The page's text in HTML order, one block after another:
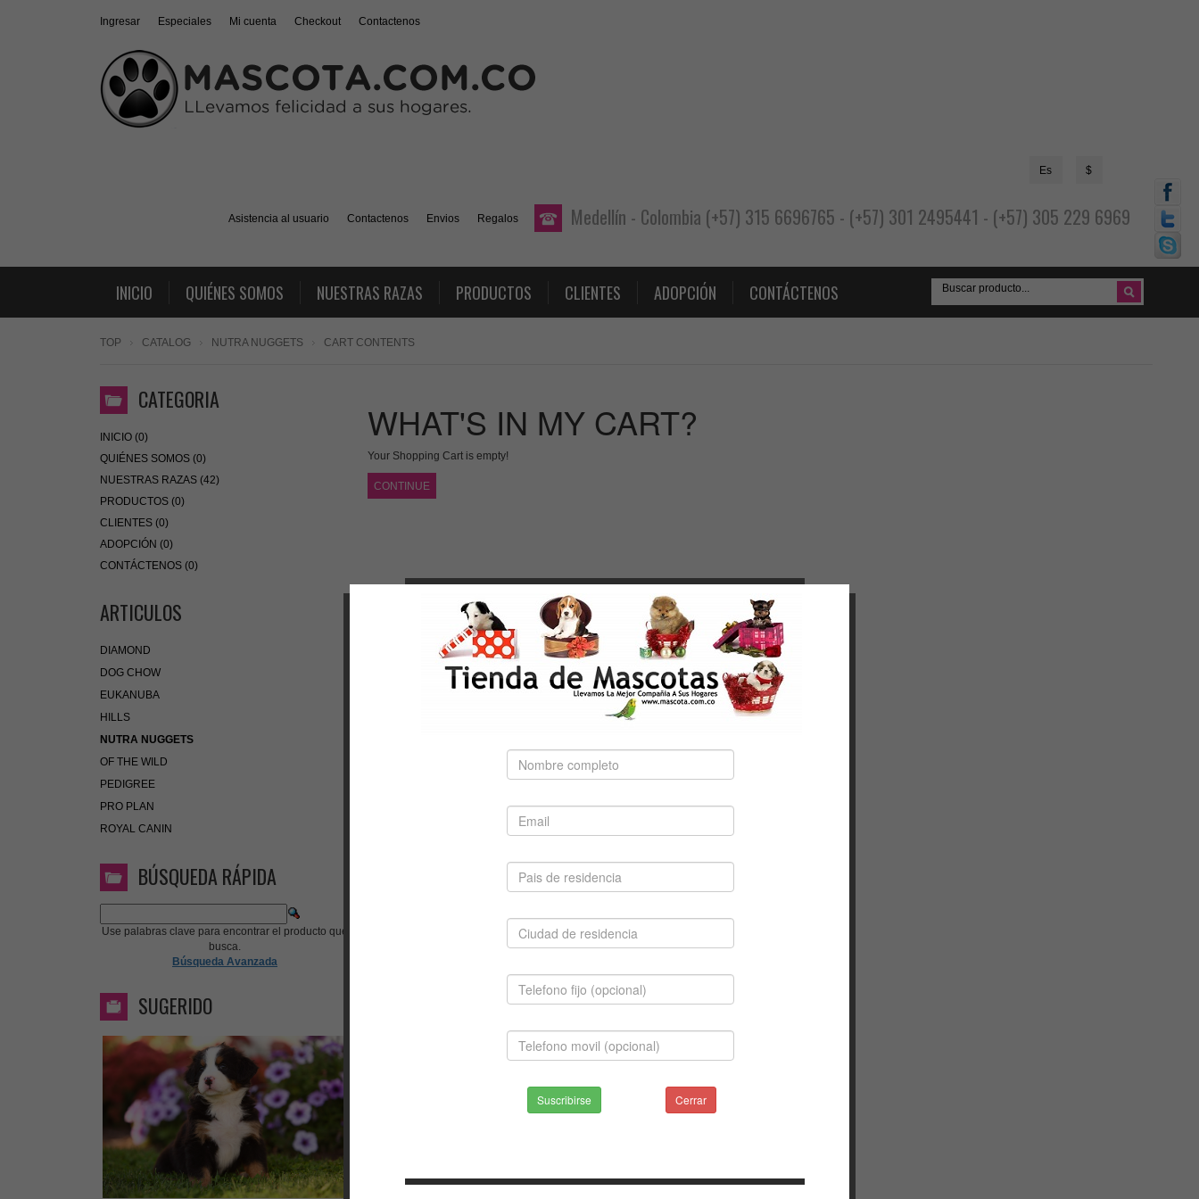
Ingresar Especiales Mi cuenta Checkout Contactenos
$
Es
Medellín - Colombia (+57) 315 6696765 - (+57) 301 2495441 - (+57) 305 229 6969
Asistencia al usuario Contactenos Envios Regalos
INICIO QUIÉNES SOMOS NUESTRAS RAZAS PRODUCTOS CLIENTES ADOPCIÓN CONTÁCTENOS
TOP CATALOG NUTRA NUGGETS CART CONTENTS
WHAT'S IN MY CART?
Your Shopping Cart is empty!
CONTINUE
CATEGORIA
INICIO (0)
QUIÉNES SOMOS (0)
NUESTRAS RAZAS (42)
PRODUCTOS (0)
CLIENTES (0)
ADOPCIÓN (0)
CONTÁCTENOS (0)
ARTICULOS
DIAMOND
DOG CHOW
EUKANUBA
HILLS
NUTRA NUGGETS
OF THE WILD
PEDIGREE
PRO PLAN
ROYAL CANIN
BÚSQUEDA RÁPIDA
Use palabras clave para encontrar el producto que
busca.
Búsqueda Avanzada
SUGERIDO
Suscribirse Cerrar